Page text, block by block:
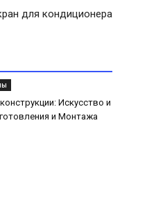
для кондиционера
Искусство и
и Монтажа